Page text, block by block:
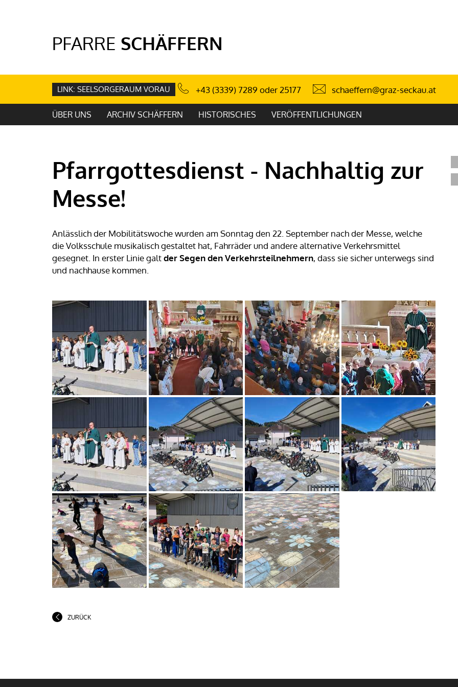
PFARRE SCHÄFFERN
LINK: SEELSORGERAUM VORAU +43 (3339) 7289 oder 25177 schaeffern@graz-seckau.at
ÜBER UNS ARCHIV SCHÄFFERN HISTORISCHES VERÖFFENTLICHUNGEN
Pfarrgottesdienst - Nachhaltig zur
Messe!
Anlässlich der Mobilitätswoche wurden am Sonntag den 22. September nach der Messe, welche
die Volksschule musikalisch gestaltet hat, Fahrräder und andere alternative Verkehrsmittel
gesegnet. In erster Linie galtder Segen den Verkehrsteilnehmern, dass sie sicher unterwegs sind
und nachhause kommen.
ZURÜCK